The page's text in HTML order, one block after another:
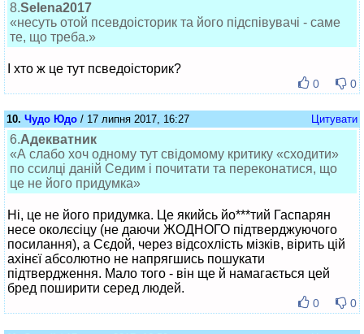
8.Selena2017
«несуть отой псевдоісторик та його підспівувачі - саме
те, що треба.»
І хто ж це тут псведоісторик?
0 0
10. Чудо Юдо / 17 липня 2017, 16:27 Цитувати
6.Адекватник
«А слабо хоч одному тут свідомому критику «сходити»
по ссилці даній Седим і почитати та переконатися, що
це не його придумка»
Ні, це не його придумка. Це якийсь йо***тий Гаспарян
несе околєсіцу (не даючи ЖОДНОГО підтверджуючого
посилання), а Сєдой, через відсохлість мізків, вірить цій
ахінєї абсолютно не напрягшись пошукати
підтвердження. Мало того - він ще й намагається цей
бред поширити серед людей.
0 0